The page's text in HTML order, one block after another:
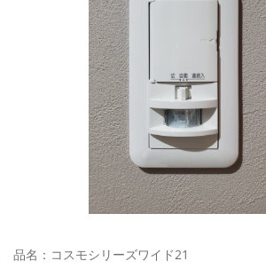
品名：コスモシリーズワイド21